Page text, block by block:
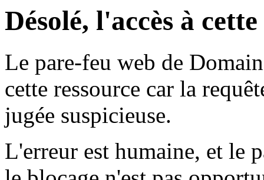
Désolé, l'accès à
Le pare-feu web de
cette ressource car la
jugée suspicieuse.
L'erreur est humaine, et le